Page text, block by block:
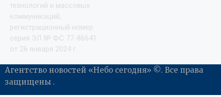
технологий и массовых
коммуникаций,
регистрационный номер
серия ЭЛ № ФС 77-86641
от 26 января 2024 г.
Агентство новостей «Небо сегодня» ©. Все права
защищены .